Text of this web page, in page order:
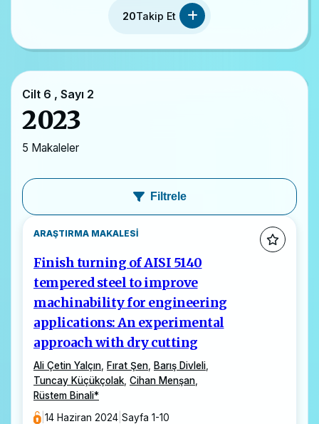
20Takip Et
Cilt 6 , Sayı 2
2023
5 Makaleler
Filtrele
ARAŞTIRMA MAKALESI
Finish turning of AISI 5140
tempered steel to improve
machinability for engineering
applications: An experimental
approach with dry cutting
Ali Çetin Yalçın Fırat Şen Barış Divleli
Tuncay Küçükçolak Cihan Menşan
Rüstem Binali*
|14 Haziran 2024 |Sayfa 1-10